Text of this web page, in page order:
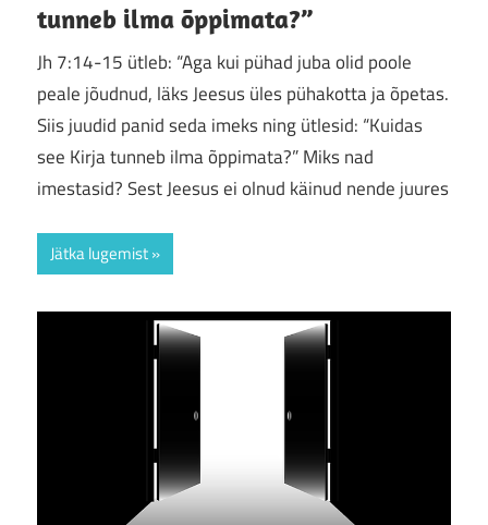
tunneb ilma õppimata?”
Jh 7:14-15 ütleb: “Aga kui pühad juba olid poole
peale jõudnud, läks Jeesus üles pühakotta ja õpetas.
Siis juudid panid seda imeks ning ütlesid: “Kuidas
see Kirja tunneb ilma õppimata?” Miks nad
imestasid? Sest Jeesus ei olnud käinud nende juures
Jätka lugemist